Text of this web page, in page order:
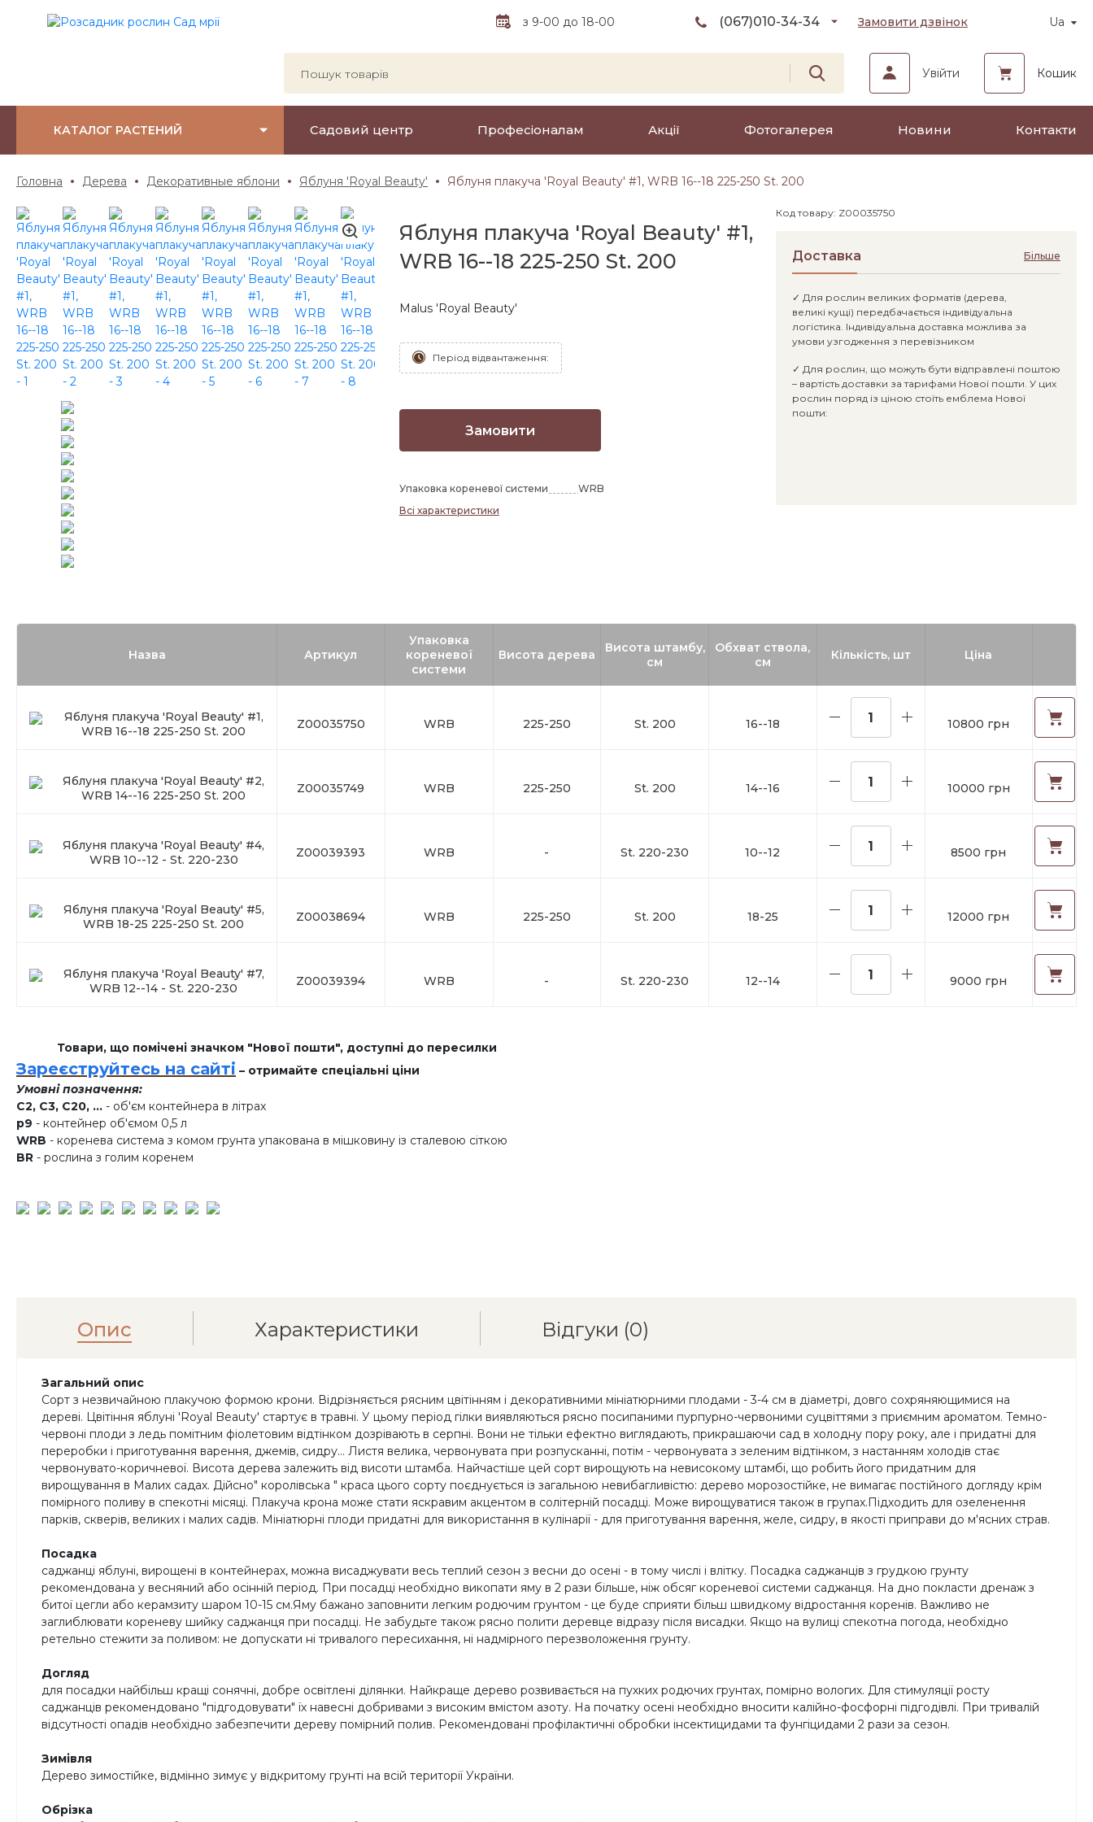
з 9-00 до 18-00 (067)010-34-34 Замовити дзвінок Ua
Увійти Кошик
КАТАЛОГ РАСТЕНИЙ Садовий центр Професіоналам Акції Фотогалерея Новини Контакти
Головна Дерева Декоративные яблони Яблуня 'Royal Beauty' Яблуня плакуча 'Royal Beauty' #1, WRB 16--18 225-250 St. 200
Яблуня плакуча 'Royal Beauty' #1,
WRB 16--18 225-250 St. 200
Malus 'Royal Beauty'
Період відвантаження:
Замовити
Упаковка кореневої системи
WRB
Всі характеристики
Код товару: Z00035750
Доставка Більше
✓ Для рослин великих форматів (дерева,
великі кущі) передбачається індивідуальна
логістика. Індивідуальна доставка можлива за
умови узгодження з перевізником
✓ Для рослин, що можуть бути відправлені поштою
– вартість доставки за тарифами Нової пошти. У цих
рослин поряд із ціною стоїть емблема Нової
пошти:
Назва Артикул
Упаковка
кореневої
системи
Висота дерева
Висота штамбу,
см
Обхват ствола,
см
Кількість, шт Ціна
Яблуня плакуча 'Royal Beauty' #1,
WRB 16--18 225-250 St. 200
Z00035750 WRB 225-250 St. 200 16--18 10800 грн
Яблуня плакуча 'Royal Beauty' #2,
WRB 14--16 225-250 St. 200
Z00035749 WRB 225-250 St. 200 14--16 10000 грн
Яблуня плакуча 'Royal Beauty' #4,
WRB 10--12 - St. 220-230
Z00039393 WRB - St. 220-230 10--12 8500 грн
Яблуня плакуча 'Royal Beauty' #5,
WRB 18-25 225-250 St. 200
Z00038694 WRB 225-250 St. 200 18-25 12000 грн
Яблуня плакуча 'Royal Beauty' #7,
WRB 12--14 - St. 220-230
Z00039394 WRB - St. 220-230 12--14 9000 грн
Товари, що помічені значком "Нової пошти", доступні до пересилки
Зареєструйтесь на сайті – отримайте спеціальні ціни
Умовні позначення:
C2, C3, C20, ... - об'єм контейнера в літрах
p9 - контейнер об'ємом 0,5 л
WRB - коренева система з комом грунта упакована в мішковину із сталевою сіткою
BR - рослина з голим коренем
Опис Характеристики Відгуки (0)
Загальний опис
Сорт з незвичайною плакучою формою крони. Відрізняється рясним цвітінням і декоративними мініатюрними плодами - 3-4 см в діаметрі, довго сохряняющимися на
дереві. Цвітіння яблуні 'Royal Beauty' стартує в травні. У цьому період гілки виявляються рясно посипаними пурпурно-червоними суцвіттями з приємним ароматом. Темно-
червоні плоди з ледь помітним фіолетовим відтінком дозрівають в серпні. Вони не тільки ефектно виглядають, прикрашаючи сад в холодну пору року, але і придатні для
переробки і приготування варення, джемів, сидру... Листя велика, червонувата при розпусканні, потім - червонувата з зеленим відтінком, з настанням холодів стає
червонувато-коричневої. Висота дерева залежить від висоти штамба. Найчастіше цей сорт вирощують на невисокому штамбі, що робить його придатним для
вирощування в Малих садах. Дійсно" королівська " краса цього сорту поєднується із загальною невибагливістю: дерево морозостійке, не вимагає постійного догляду крім
помірного поливу в спекотні місяці. Плакуча крона може стати яскравим акцентом в солітерній посадці. Може вирощуватися також в групах.Підходить для озеленення
парків, скверів, великих і малих садів. Мініатюрні плоди придатні для використання в кулінарії - для приготування варення, желе, сидру, в якості приправи до м'ясних страв.
Посадка
саджанці яблуні, вирощені в контейнерах, можна висаджувати весь теплий сезон з весни до осені - в тому числі і влітку. Посадка саджанців з грудкою грунту
рекомендована у весняний або осінній період. При посадці необхідно викопати яму в 2 рази більше, ніж обсяг кореневої системи саджанця. На дно покласти дренаж з
битої цегли або керамзиту шаром 10-15 см.Яму бажано заповнити легким родючим грунтом - це буде сприяти більш швидкому відростання коренів. Важливо не
заглиблювати кореневу шийку саджанця при посадці. Не забудьте також рясно полити деревце відразу після висадки. Якщо на вулиці спекотна погода, необхідно
ретельно стежити за поливом: не допускати ні тривалого пересихання, ні надмірного перезволоження грунту.
Догляд
для посадки найбільш кращі сонячні, добре освітлені ділянки. Найкраще дерево розвивається на пухких родючих грунтах, помірно вологих. Для стимуляції росту
саджанців рекомендовано "підгодовувати" їх навесні добривами з високим вмістом азоту. На початку осені необхідно вносити калійно-фосфорні підгодівлі. При тривалій
відсутності опадів необхідно забезпечити дереву помірний полив. Рекомендовані профілактичні обробки інсектицидами та фунгіцидами 2 рази за сезон.
Зимівля
Дерево зимостійке, відмінно зимує у відкритому грунті на всій території України.
Обрізка